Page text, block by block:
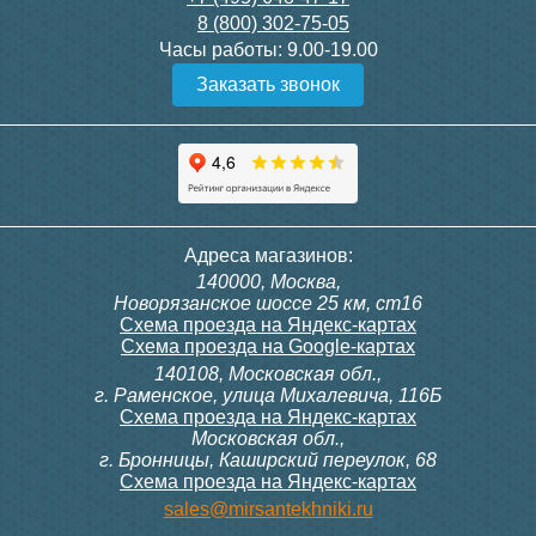
Конвектор ITT.080.200.1300
с решеткой GRILL.SGW-20-
Конвектор ITT.080.200.1000
с решеткой GRILL.SGW-20-
Конвектор ITT.080.200.1000
с решеткой GRILL.SGW-20-
Конвектор ITT.080.200.900 с
решеткой GRILL.SGA-20-
Подробнее Подробнее
100T, 230В (накладной,
расписание, упр.с пульта)
28 000
300, 230В (врезной - квадр.
коробка)
9 700
8 (800) 302-75-05
Часы работы: 9.00-19.00
Заказать звонок
Адреса магазинов:
140000, Москва,
Новорязанское шоссе 25 км, ст16
Схема проезда на Яндекс-картах
Схема проезда на Google-картах
140108, Московская обл.,
г. Раменское, улица Михалевича, 116Б
Схема проезда на Яндекс-картах
Московская обл.,
г. Бронницы, Каширский переулок, 68
Схема проезда на Яндекс-картах
sales@mirsantekhniki.ru